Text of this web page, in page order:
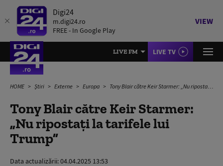
Digi24
m.digi24.ro
FREE - In Google Play
VIEW
LIVE FM LIVE TV
HOME Știri Externe Europa Tony Blair către Keir Starmer: „Nu ripostați la tarifele lui Trump”
Tony Blair către Keir Starmer:
„Nu ripostați la tarifele lui
Trump”
Data actualizării:04.04.2025 13:53